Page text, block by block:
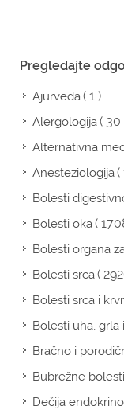
Pregledajte
Ajurveda( 1 )
Alergologija( 30
Alternativna
Anesteziologija(
Bolesti
Bolesti oka(
Bolesti organa
Bolesti srca(
Bolesti srca i
Bolesti uha, grla
Bračno i
Bubrežne bolesti
Dečija